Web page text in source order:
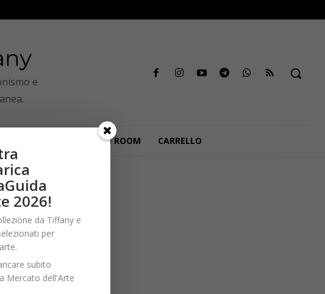
e
VIEWING ROOM CARRELLO
2026!
da Tiffany e
per
subito
Mercato dell'Arte